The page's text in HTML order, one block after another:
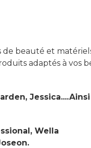
de beauté et
adaptés à vos
Wella